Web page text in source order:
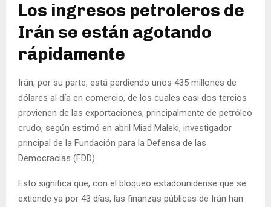
Los ingresos petroleros de
Irán se están agotando
rápidamente
Irán, por su parte, está perdiendo unos 435 millones de
dólares al día en comercio, de los cuales casi dos tercios
provienen de las exportaciones, principalmente de petróleo
crudo, según estimó en abril Miad Maleki, investigador
principal de la Fundación para la Defensa de las
Democracias (FDD).
Esto significa que, con el bloqueo estadounidense que se
extiende ya por 43 días, las finanzas públicas de Irán han